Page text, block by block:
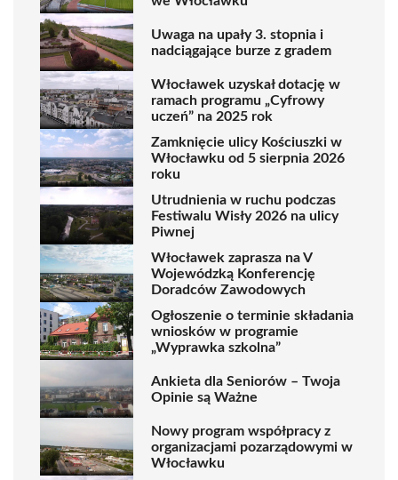
Uwaga na upały 3. stopnia i
nadciągające burze z gradem
Włocławek uzyskał dotację w
ramach programu „Cyfrowy
uczeń” na 2025 rok
Zamknięcie ulicy Kościuszki w
Włocławku od 5 sierpnia 2026
roku
Utrudnienia w ruchu podczas
Festiwalu Wisły 2026 na ulicy
Piwnej
Włocławek zaprasza na V
Wojewódzką Konferencję
Doradców Zawodowych
Ogłoszenie o terminie składania
wniosków w programie
„Wyprawka szkolna”
Ankieta dla Seniorów – Twoja
Opinie są Ważne
Nowy program współpracy z
organizacjami pozarządowymi w
Włocławku